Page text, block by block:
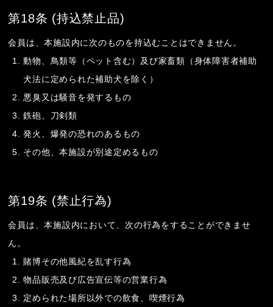
第18条 (持込禁止品)
会員は、本施設内に次のものを持込むことはできません。
動物、鳥類等（ペット含む）及び家畜類（身体障害者補助
犬法に定められた補助犬を除く）
悪臭又は騒音を発するもの
鉄砲、刀剣類
発火、爆発の恐れのあるもの
その他、本施設が別途定めるもの
第19条 (禁止行為)
会員は、本施設内において、次の行為をすることができませ
ん。
賭博その他風紀を乱す行為
物品販売及び広告宣伝等の営業行為
定められた場所以外での飲食、喫煙行為